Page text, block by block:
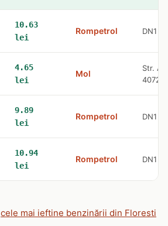
10.63
lei
Rompetrol DN1
4.65
lei
Mol
Str.
9.89
lei
Rompetrol DN1
10.94
lei
Rompetrol DN1
cele mai ieftine benzinării din Floresti